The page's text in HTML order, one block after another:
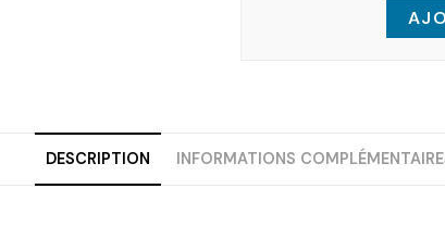
DESCRIPTION INFORMATIONS